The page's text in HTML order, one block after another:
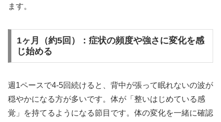
ます。
1ヶ月（約5回）：症状の頻度や強さに変化を感
じ始める
週1ペースで4-5回続けると、背中が張って眠れないの波が
穏やかになる方が多いです。体が「整いはじめている感
覚」を持てるようになる節目です。体の変化を一緒に確認